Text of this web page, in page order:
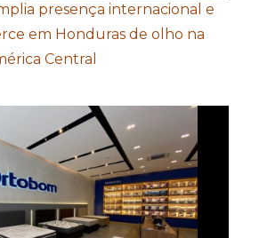
presença internacional e
em Honduras de olho na
Central